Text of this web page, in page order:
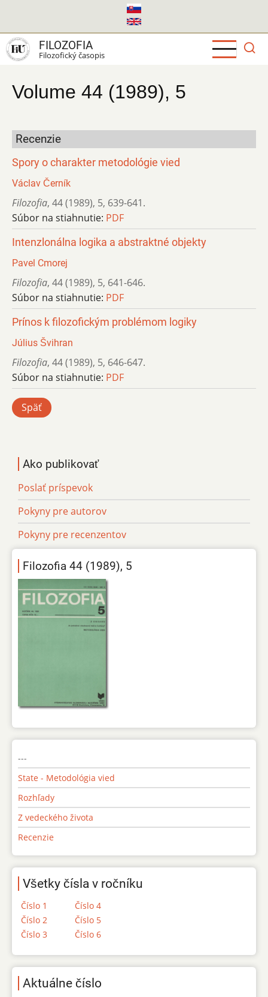
hlavný
obsah
FILOZOFIA
Filozofický časopis
Volume 44 (1989), 5
Recenzie
Spory o charakter metodológie vied
Václav Černík
Filozofia, 44 (1989), 5, 639-641.
Súbor na stiahnutie: PDF
Intenzlonálna logika a abstraktné objekty
Pavel Cmorej
Filozofia, 44 (1989), 5, 641-646.
Súbor na stiahnutie: PDF
Prínos k filozofickým problémom logiky
Július Švihran
Filozofia, 44 (1989), 5, 646-647.
Súbor na stiahnutie: PDF
Späť
Ako publikovať
Poslať príspevok
Pokyny pre autorov
Pokyny pre recenzentov
Filozofia 44 (1989), 5
---
State - Metodológia vied
Rozhľady
Z vedeckého života
Recenzie
Všetky čísla v ročníku
Číslo 1
Číslo 2
Číslo 3
Číslo 4
Číslo 5
Číslo 6
Aktuálne číslo